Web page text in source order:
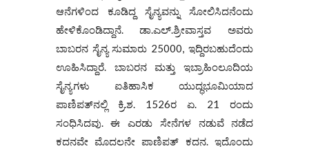
ಆನೆಗಳಿಂದ ಕೂಡಿದ್ದ ಸೈನ್ಯವನ್ನು ಸೋಲಿಸಿದನೆಂದು
ಹೇಳಿಕೊಂಡಿದ್ದಾನೆ. ಡಾ.ಎಲ್.ಶ್ರೀವಾಸ್ತವ ಅವರು
ಬಾಬರನ ಸೈನ್ಯ ಸುಮಾರು 25000, ಇದ್ದಿರಬಹುದೆಂದು
ಊಹಿಸಿದ್ದಾರೆ. ಬಾಬರನ ಮತ್ತು ಇಬ್ರಾಹಿಂಲೂದಿಯ
ಸೈನ್ಯಗಳು ಐತಿಹಾಸಿಕ ಯುದ್ಧಭೂಮಿಯಾದ
ಪಾಣಿಪತ್‌ನಲ್ಲಿ ಕ್ರಿ.ಶ. 1526ರ ಏ. 21 ರಂದು
ಸಂಧಿಸಿದವು. ಈ ಎರಡು ಸೇನೆಗಳ ನಡುವೆ ನಡೆದ
ಕದನವೇ ಮೊದಲನೇ ಪಾಣಿಪತ್ ಕದನ. ಇದೊಂದು